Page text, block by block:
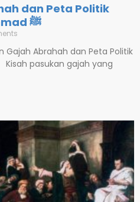
dan Peta Politik
Dakwah Nabi Muhammad ﷺ
Gajah Abrahah dan Peta Politik